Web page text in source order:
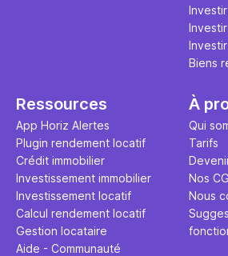
Biens
Ressources
App Horiz Alertes
Plugin rendement locatif
Crédit immobilier
Investissement immobilier
Investissement locatif
Calcul rendement locatif
Gestion locataire
Aide - Communauté
À
Qui
Tarifs
Nos
Nous